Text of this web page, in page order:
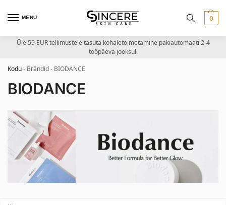
MENU 0
Üle 59 EUR tellimustele tasuta kohaletoimetamine pakiautomaati 2-4
tööpäeva jooksul.
Kodu- Brändid- BIODANCE
BIODANCE